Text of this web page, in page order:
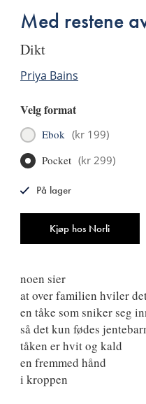
Med restene
dikt
Priya Bains
Velg format
Ebok (kr 199)
Pocket (kr 299)
Kjøp hos Norli
På lager
noen sier
at over familien hviler
en tåke som sniker seg
så det kun fødes
tåken er hvit og kald
en fremmed hånd
i kroppen